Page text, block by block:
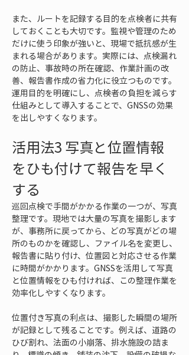
また、ルートを記録する目的を点検者に共有
しておくことも大切です。監視や管理のため
だけに使う印象が強いと、現場で抵抗感が生
まれる場合があります。実際には、点検漏れ
の防止、事故時の所在確認、作業計画の改
善、報告書作成の省力化に役立つものです。
運用目的を明確にし、点検者の負担を減らす
仕組みとして導入することで、GNSSの効果
を出しやすくなります。
活用法3 写真と位置情報
をひも付けて報告を早く
する
巡回点検で手間がかかる作業の一つが、写真
整理です。現地では大量の写真を撮影します
が、事務所に戻ってから、どの写真がどの場
所のものかを確認し、ファイル名を変更し、
報告書に貼り付け、位置図と対応させる作業
に時間がかかります。GNSSを活用して写真
と位置情報をひも付ければ、この整理作業を
効率化しやすくなります。
位置付き写真の利点は、撮影した瞬間の場所
が記録として残ることです。例えば、道路の
ひび割れ、法面の小崩落、排水施設の詰ま